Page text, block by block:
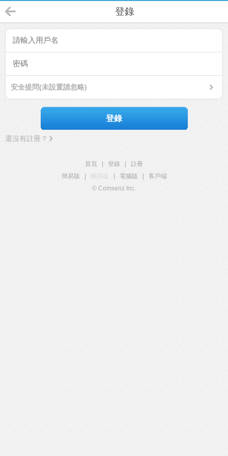
登錄
安全提問(未設置請忽略)
登錄
還沒有註冊？
首頁 登錄
註冊
簡易版
觸屏版 電腦版
客戶端
© Comsenz Inc.